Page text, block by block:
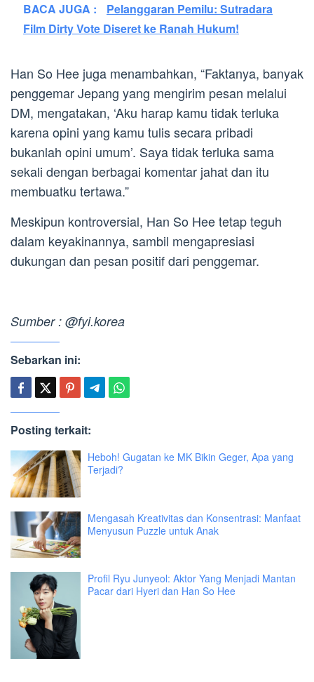
BACA JUGA :
Pelanggaran Pemilu: Sutradara
Film Dirty Vote Diseret ke Ranah Hukum!
Han So Hee juga menambahkan, “Faktanya, banyak
penggemar Jepang yang mengirim pesan melalui
DM, mengatakan, ‘Aku harap kamu tidak terluka
karena opini yang kamu tulis secara pribadi
bukanlah opini umum’. Saya tidak terluka sama
sekali dengan berbagai komentar jahat dan itu
membuatku tertawa.”
Meskipun kontroversial, Han So Hee tetap teguh
dalam keyakinannya, sambil mengapresiasi
dukungan dan pesan positif dari penggemar.
Sumber : @fyi.korea
Sebarkan ini:
Posting terkait:
Heboh! Gugatan ke MK Bikin Geger, Apa yang
Terjadi?
Mengasah Kreativitas dan Konsentrasi: Manfaat
Menyusun Puzzle untuk Anak
Profil Ryu Junyeol: Aktor Yang Menjadi Mantan
Pacar dari Hyeri dan Han So Hee